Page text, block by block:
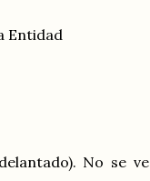
Entidad
No se ve